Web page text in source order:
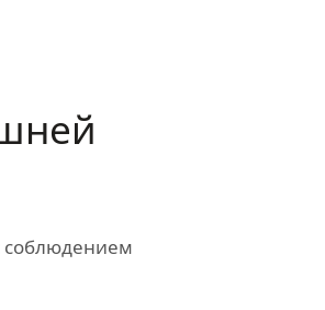
соблюдением